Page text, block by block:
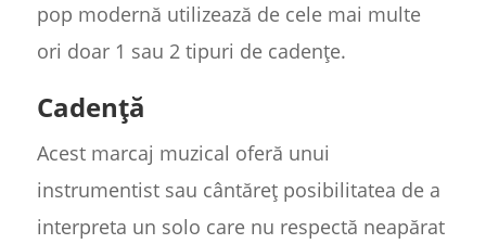
pop modernă utilizează de cele mai multe
ori doar 1 sau 2 tipuri de cadențe.
Cadență
Acest marcaj muzical oferă unui
instrumentist sau cântăreț posibilitatea de a
interpreta un solo care nu respectă neapărat